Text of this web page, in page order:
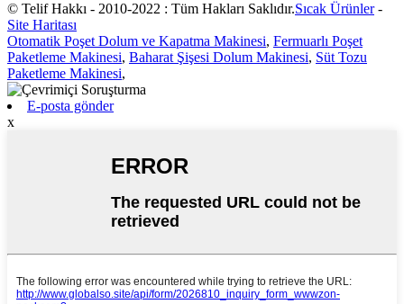
© Telif Hakkı - 2010-2022 : Tüm Hakları Saklıdır.Sıcak Ürünler-
Site Haritası
Otomatik Poşet Dolum ve Kapatma Makinesi, Fermuarlı Poşet
Paketleme Makinesi, Baharat Şişesi Dolum Makinesi, Süt Tozu
Paketleme Makinesi,
E-posta gönder
x